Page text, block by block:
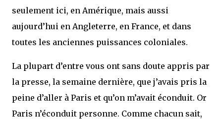
seulement ici, en Amérique, mais aussi
aujourd’hui en Angleterre, en France, et dans
toutes les anciennes puissances coloniales.
La plupart d’entre vous ont sans doute appris par
la presse, la semaine dernière, que j’avais pris la
peine d’aller à Paris et qu’on m’avait éconduit. Or
Paris n’éconduit personne. Comme chacun sait,